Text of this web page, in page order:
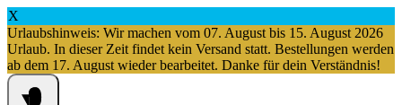
X
Urlaubshinweis: Wir machen vom 07. August bis 15. August 2026
Urlaub. In dieser Zeit findet kein Versand statt. Bestellungen werden
ab dem 17. August wieder bearbeitet. Danke für dein Verständnis!
Springe
zum